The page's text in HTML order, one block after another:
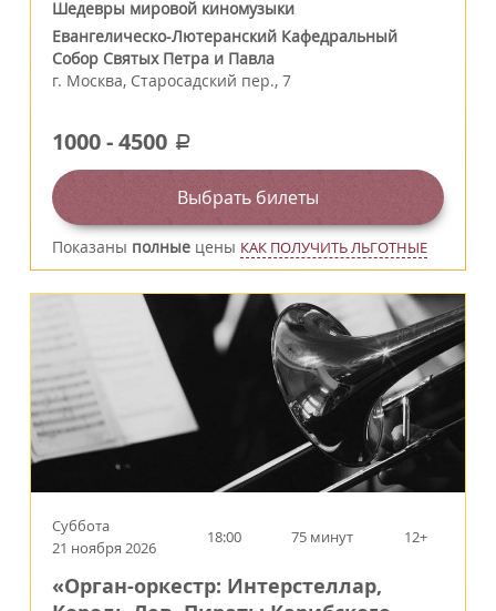
Шедевры мировой киномузыки
Евангелическо-Лютеранский Кафедральный
Собор Святых Петра и Павла
г. Москва, Старосадский пер., 7
1000-4500 a
Выбрать билеты
Показаны полные цены КАК ПОЛУЧИТЬ ЛЬГОТНЫЕ
Суббота
21 ноября 2026
18:00 75 минут 12+
«Орган-оркестр: Интерстеллар,